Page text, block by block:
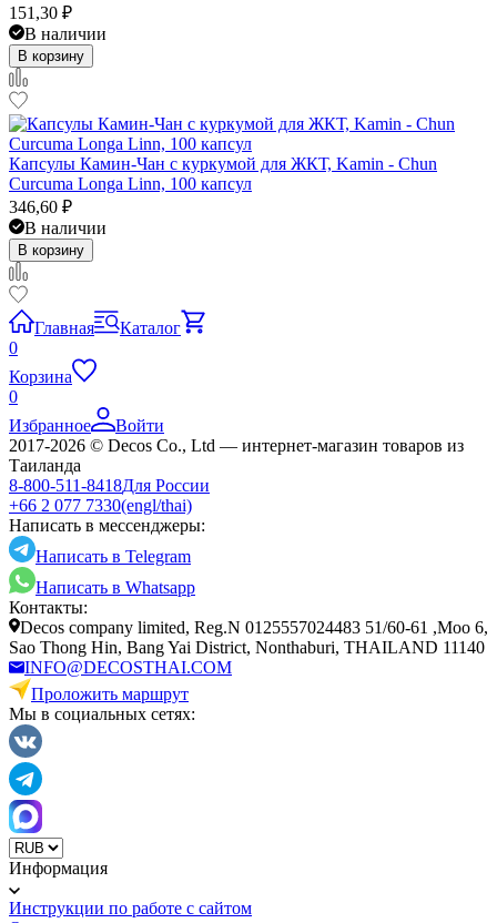
151,30 ₽
В наличии
В корзину
Капсулы Камин-Чан с куркумой для ЖКТ, Kamin - Chun
Curcuma Longa Linn, 100 капсул
346,60 ₽
В наличии
В корзину
Главная
Каталог
0
Корзина
0
Избранное
Войти
2017-2026 © Decos Co., Ltd — интернет-магазин товаров из
Таиланда
8-800-511-8418Для России
+66 2 077 7330(engl/thai)
Написать в мессенджеры:
Написать в Telegram
Написать в Whatsapp
Контакты:
Decos company limited, Reg.N 0125557024483 51/60-61 ,Moo 6,
Sao Thong Hin, Bang Yai District, Nonthaburi, THAILAND 11140
INFO@DECOSTHAI.COM
Проложить маршрут
Мы в социальных сетях:
Информация
Инструкции по работе с сайтом